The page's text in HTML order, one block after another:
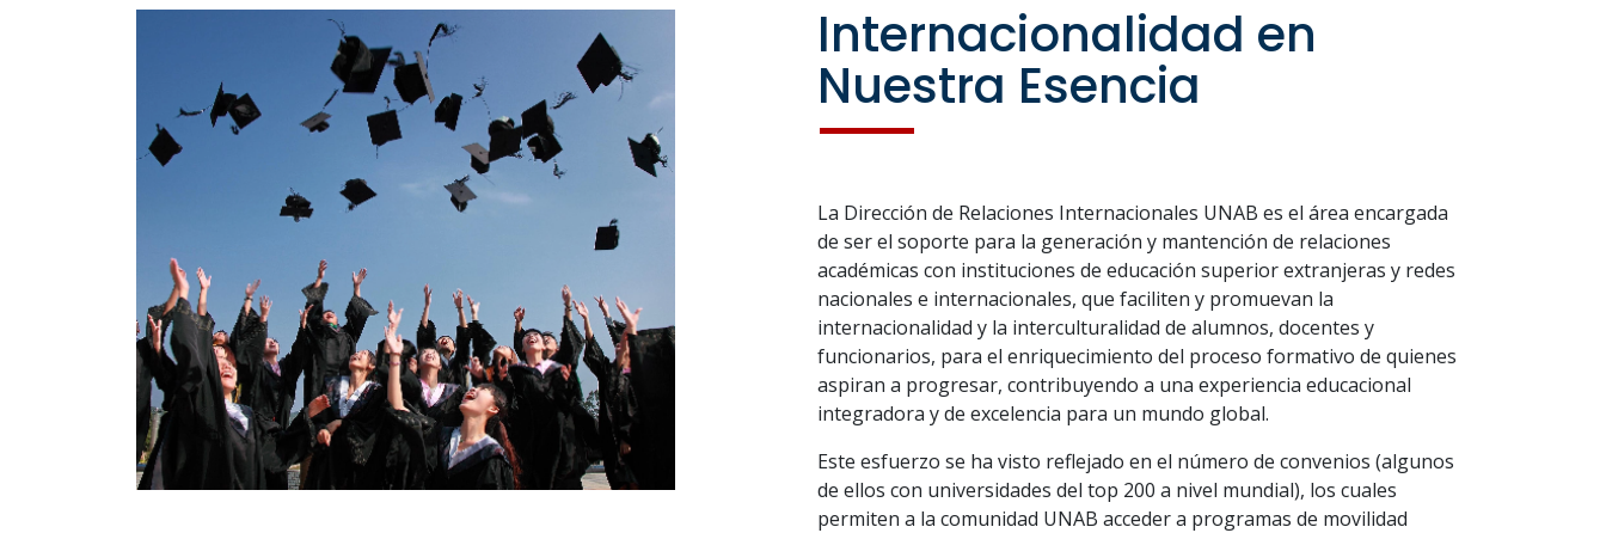
Internacionalidad en
Nuestra Esencia
La Dirección de Relaciones Internacionales UNAB es el área encargada
de ser el soporte para la generación y mantención de relaciones
académicas con instituciones de educación superior extranjeras y redes
nacionales e internacionales, que faciliten y promuevan la
internacionalidad y la interculturalidad de alumnos, docentes y
funcionarios, para el enriquecimiento del proceso formativo de quienes
aspiran a progresar, contribuyendo a una experiencia educacional
integradora y de excelencia para un mundo global.
Este esfuerzo se ha visto reflejado en el número de convenios (algunos
de ellos con universidades del top 200 a nivel mundial), los cuales
permiten a la comunidad UNAB acceder a programas de movilidad